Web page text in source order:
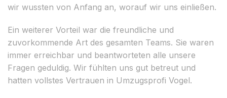
wir wussten von Anfang an, worauf wir uns einließen.
Ein weiterer Vorteil war die freundliche und
zuvorkommende Art des gesamten Teams. Sie waren
immer erreichbar und beantworteten alle unsere
Fragen geduldig. Wir fühlten uns gut betreut und
hatten vollstes Vertrauen in Umzugsprofi Vogel.